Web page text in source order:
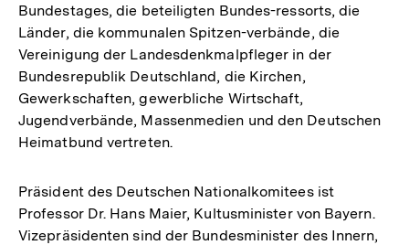
Bundestages, die beteiligten Bundes-ressorts, die
Länder, die kommunalen Spitzen-verbände, die
Vereinigung der Landesdenkmalpfleger in der
Bundesrepublik Deutschland, die Kirchen,
Gewerkschaften, gewerbliche Wirtschaft,
Jugendverbände, Massenmedien und den Deutschen
Heimatbund vertreten.
Präsident des Deutschen Nationalkomitees ist
Professor Dr. Hans Maier, Kultusminister von Bayern.
Vizepräsidenten sind der Bundesminister des Innern,